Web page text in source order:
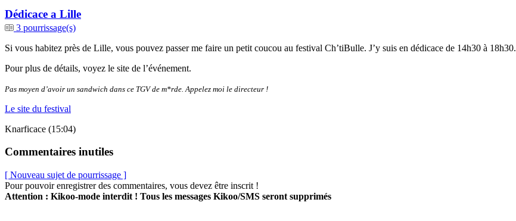
Dédicace a Lille
3 pourrissage(s)
Si vous habitez près de Lille, vous pouvez passer me faire un petit coucou au festival Ch’tiBulle. J’y suis en dédicace de 14h30 à 18h30.
Pour plus de détails, voyez le site de l’événement.
Pas moyen d’avoir un sandwich dans ce TGV de m*rde. Appelez moi le directeur !
Le site du festival
Knarficace (15:04)
Commentaires inutiles
[ Nouveau sujet de pourrissage ]
Pour pouvoir enregistrer des commentaires, vous devez être inscrit !
Attention : Kikoo-mode interdit ! Tous les messages Kikoo/SMS seront supprimés